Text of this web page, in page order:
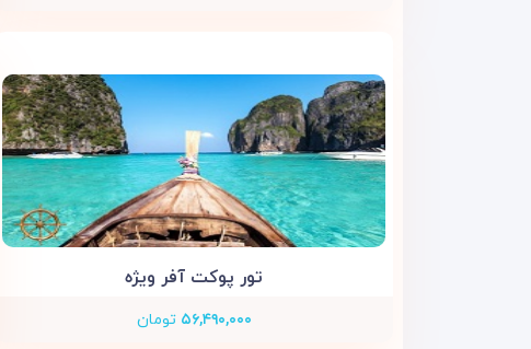
تور پوکت آفر ویژه
۵۶,۴۹۰,۰۰۰ تومان